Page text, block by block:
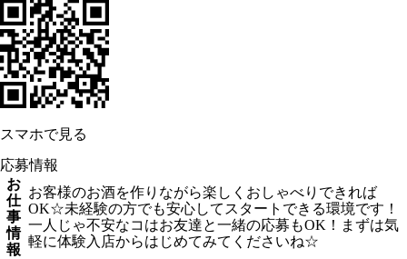
スマホで見る
応募情報
お
仕
事
情
報
お客様のお酒を作りながら楽しくおしゃべりできれば
OK☆未経験の方でも安心してスタートできる環境です！
一人じゃ不安なコはお友達と一緒の応募もOK！まずは気
軽に体験入店からはじめてみてくださいね☆